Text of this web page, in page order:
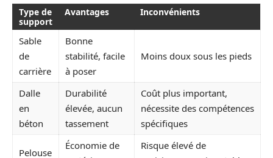
Type de
support
Avantages Inconvénients
Sable
de
carrière
Bonne
stabilité, facile
à poser
Moins doux sous les pieds
Dalle
en
béton
Durabilité
élevée, aucun
tassement
Coût plus important,
nécessite des compétences
spécifiques
Pelouse
Économie de
Risque élevé de